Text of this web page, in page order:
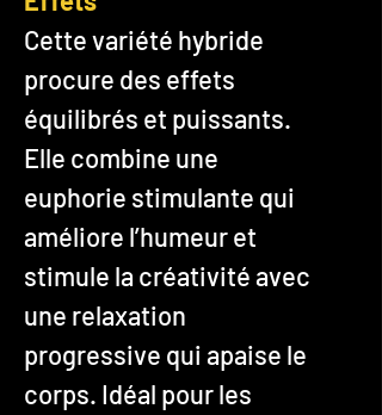
Cette variété hybride
procure des effets
équilibrés et puissants.
Elle combine une
euphorie stimulante qui
améliore l’humeur et
stimule la créativité avec
une relaxation
progressive qui apaise le
corps. Idéal pour les